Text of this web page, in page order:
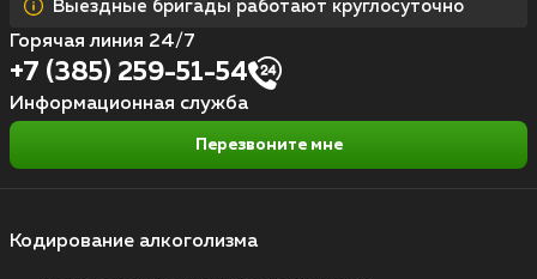
Кодирование алкоголизма
Выездные бригады работают круглосуточно
Горячая линия 24/7
+7 (385) 259-51-54
Информационная служба
Перезвоните мне